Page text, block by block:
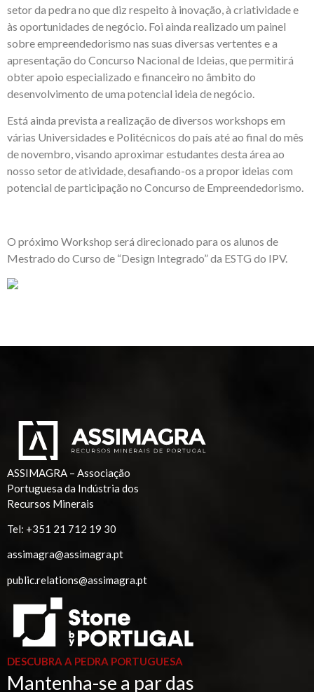
setor da pedra no que diz respeito à inovação, à criatividade e
às oportunidades de negócio. Foi ainda realizado um painel
sobre empreendedorismo nas suas diversas vertentes e a
apresentação do Concurso Nacional de Ideias, que permitirá
obter apoio especializado e financeiro no âmbito do
desenvolvimento de uma potencial ideia de negócio.
Está ainda prevista a realização de diversos workshops em
várias Universidades e Politécnicos do país até ao final do mês
de novembro, visando aproximar estudantes desta área ao
nosso setor de atividade, desafiando-os a propor ideias com
potencial de participação no Concurso de Empreendedorismo.
O próximo Workshop será direcionado para os alunos de
Mestrado do Curso de “Design Integrado” da ESTG do IPV.
ASSIMAGRA – Associação
Portuguesa da Indústria dos
Recursos Minerais
Tel: +351 21 712 19 30
assimagra@assimagra.pt
public.relations@assimagra.pt
DESCUBRA A PEDRA PORTUGUESA
Mantenha-se a par das